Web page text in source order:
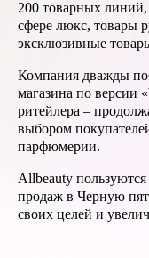
200 товарных линий,
сфере люкс, товары
эксклюзивные
Компания дважды
магазина по версии
ритейлера –
выбором
парфюмерии.
Allbeauty
продаж в Черную
своих целей и